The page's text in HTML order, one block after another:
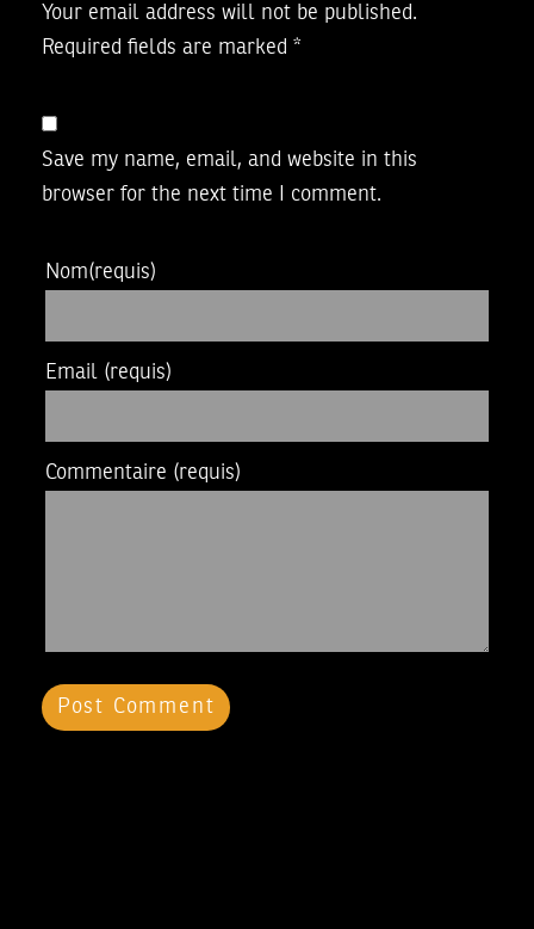
Your email address will not be published.
Required fields are marked *
Save my name, email, and website in this
browser for the next time I comment.
Nom(requis)
Email (requis)
Commentaire (requis)